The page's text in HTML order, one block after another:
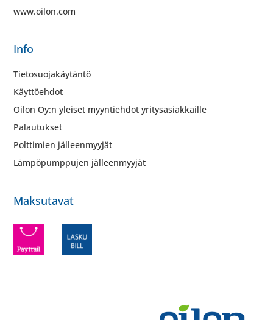
www.oilon.com
Info
Tietosuojakäytäntö
Käyttöehdot
Oilon Oy:n yleiset myyntiehdot yritysasiakkaille
Palautukset
Polttimien jälleenmyyjät
Lämpöpumppujen jälleenmyyjät
Maksutavat